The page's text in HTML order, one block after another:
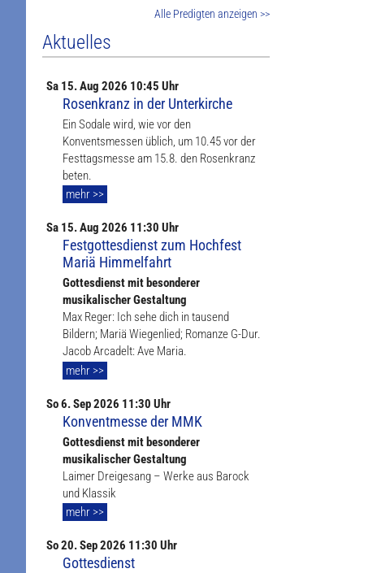
Alle Predigten anzeigen >>
Aktuelles
Sa 15. Aug 2026 10:45 Uhr
Rosenkranz in der Unterkirche
Ein Sodale wird, wie vor den
Konventsmessen üblich, um 10.45 vor der
Festtagsmesse am 15.8. den Rosenkranz
beten.
mehr >>
Sa 15. Aug 2026 11:30 Uhr
Festgottesdienst zum Hochfest
Mariä Himmelfahrt
Gottesdienst mit besonderer
musikalischer Gestaltung
Max Reger: Ich sehe dich in tausend
Bildern; Mariä Wiegenlied; Romanze G-Dur.
Jacob Arcadelt: Ave Maria.
mehr >>
So6. Sep2026 11:30 Uhr
Konventmesse der MMK
Gottesdienst mit besonderer
musikalischer Gestaltung
Laimer Dreigesang – Werke aus Barock
und Klassik
mehr >>
So20. Sep2026 11:30 Uhr
Gottesdienst